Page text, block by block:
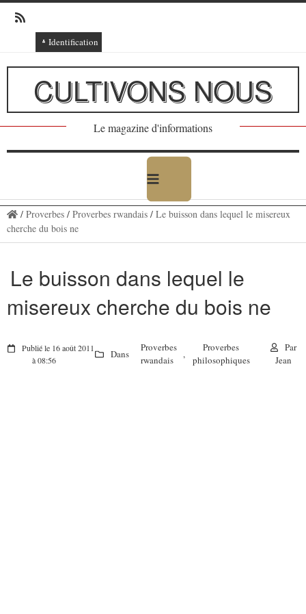
Identification
Connexion
Connexion via Facebook
Inscription
Ajout texte ou poème
CULTIVONS NOUS
Le magazine d'informations
/ Proverbes/ Proverbes rwandais/ Le buisson dans lequel le misereux
cherche du bois ne
Le buisson dans lequel le
misereux cherche du bois ne
Publié le 16 août 2011
à 08:56
Dans
Proverbes
rwandais
,
Proverbes
philosophiques
Par
Jean